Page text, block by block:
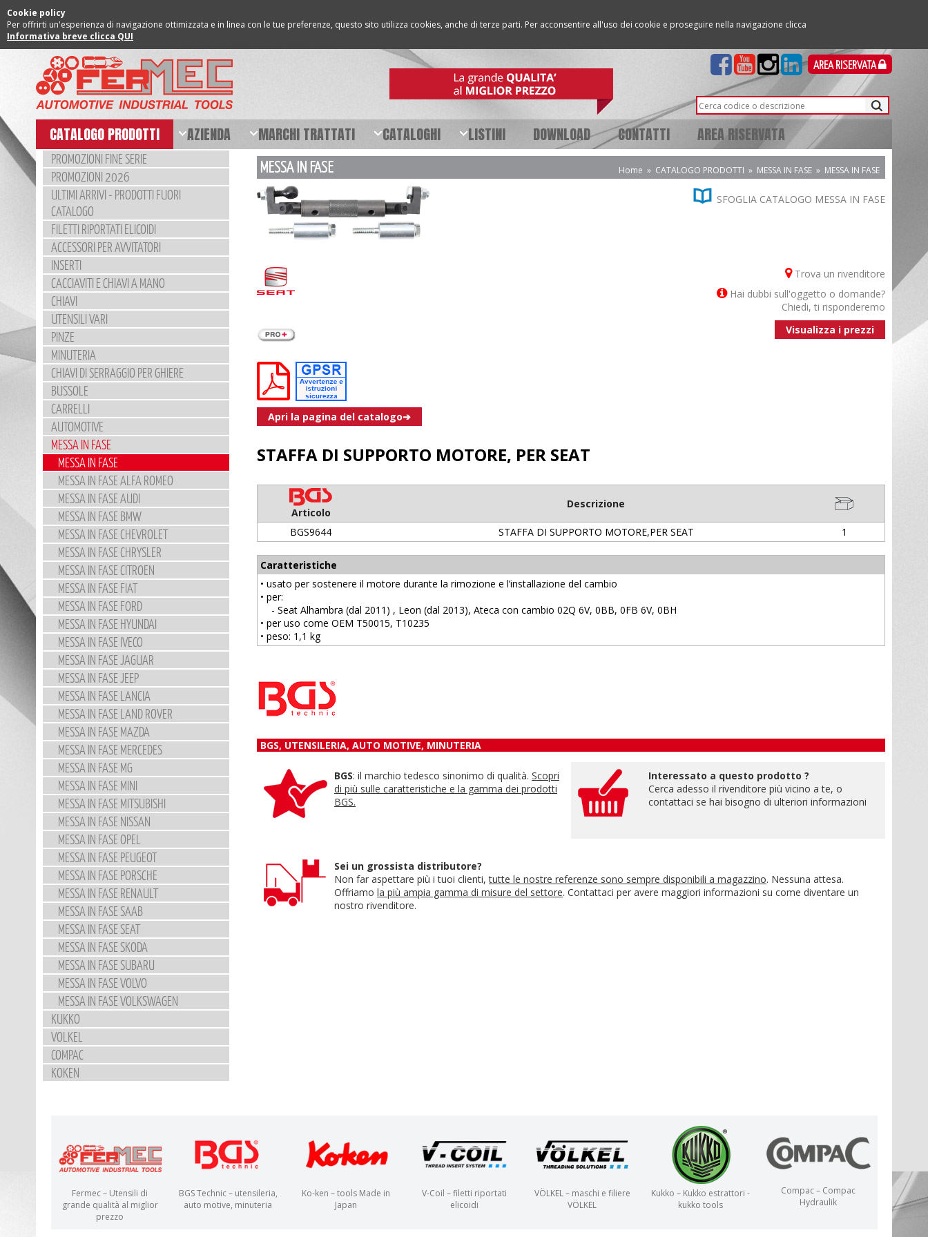
Cookie policy
Per offrirti un'esperienza di navigazione ottimizzata e in linea con le tue preferenze, questo sito utilizza cookies, anche di terze parti. Per acconsentire all'uso dei cookie e proseguire nella navigazione clicca
Informativa breve clicca QUI
AREA RISERVATA
CATALOGO PRODOTTI AZIENDA MARCHI TRATTATI CATALOGHI LISTINI DOWNLOAD CONTATTI AREA RISERVATA
PROMOZIONI FINE SERIE
PROMOZIONI 2026
ULTIMI ARRIVI - PRODOTTI FUORI
CATALOGO
FILETTI RIPORTATI ELICOIDI
ACCESSORI PER AVVITATORI
INSERTI
CACCIAVITI E CHIAVI A MANO
CHIAVI
UTENSILI VARI
PINZE
MINUTERIA
CHIAVI DI SERRAGGIO PER GHIERE
BUSSOLE
CARRELLI
AUTOMOTIVE
MESSA IN FASE
MESSA IN FASE
MESSA IN FASE ALFA ROMEO
MESSA IN FASE AUDI
MESSA IN FASE BMW
MESSA IN FASE CHEVROLET
MESSA IN FASE CHRYSLER
MESSA IN FASE CITROEN
MESSA IN FASE FIAT
MESSA IN FASE FORD
MESSA IN FASE HYUNDAI
MESSA IN FASE IVECO
MESSA IN FASE JAGUAR
MESSA IN FASE JEEP
MESSA IN FASE LANCIA
MESSA IN FASE LAND ROVER
MESSA IN FASE MAZDA
MESSA IN FASE MERCEDES
MESSA IN FASE MG
MESSA IN FASE MINI
MESSA IN FASE MITSUBISHI
MESSA IN FASE NISSAN
MESSA IN FASE OPEL
MESSA IN FASE PEUGEOT
MESSA IN FASE PORSCHE
MESSA IN FASE RENAULT
MESSA IN FASE SAAB
MESSA IN FASE SEAT
MESSA IN FASE SKODA
MESSA IN FASE SUBARU
MESSA IN FASE VOLVO
MESSA IN FASE VOLKSWAGEN
KUKKO
VOLKEL
COMPAC
KOKEN
MESSA IN FASE Home » CATALOGO PRODOTTI » MESSA IN FASE » MESSA IN FASE
 SFOGLIA CATALOGO MESSA IN FASE
Trova un rivenditore
Hai dubbi sull'oggetto o domande?
Chiedi, ti risponderemo
Visualizza i prezzi
Apri la pagina del catalogo➔
STAFFA DI SUPPORTO MOTORE, PER SEAT
Articolo
Descrizione
BGS9644 STAFFA DI SUPPORTO MOTORE,PER SEAT 1
Caratteristiche
• usato per sostenere il motore durante la rimozione e l’installazione del cambio
• per:
- Seat Alhambra (dal 2011) , Leon (dal 2013), Ateca con cambio 02Q 6V, 0BB, 0FB 6V, 0BH
• per uso come OEM T50015, T10235
• peso: 1,1 kg
BGS, UTENSILERIA, AUTO MOTIVE, MINUTERIA
BGS: il marchio tedesco sinonimo di qualità. Scopri
di più sulle caratteristiche e la gamma dei prodotti
BGS.
Interessato a questo prodotto ?
Cerca adesso il rivenditore più vicino a te, o
contattaci se hai bisogno di ulteriori informazioni
Sei un grossista distributore?
Non far aspettare più i tuoi clienti,tutte le nostre referenze sono sempre disponibili a magazzino. Nessuna attesa.
Offriamo la più ampia gamma di misure del settore. Contattaci per avere maggiori informazioni su come diventare un
nostro rivenditore.
Fermec – Utensili di
grande qualità al miglior
prezzo
BGS Technic – utensileria,
auto motive, minuteria
Ko-ken – tools Made in
Japan
V-Coil – filetti riportati
elicoidi
VÖLKEL – maschi e filiere
VÖLKEL
Kukko – Kukko estrattori -
kukko tools
Compac – Compac
Hydraulik